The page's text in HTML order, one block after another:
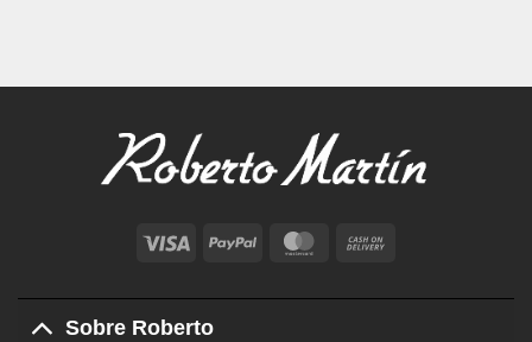
Visa PayPal MasterCard
Delivery
Sobre Roberto